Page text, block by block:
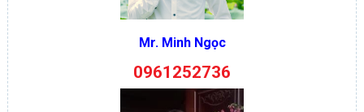
Mr. Minh Ngọc
0961252736